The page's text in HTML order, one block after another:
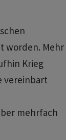
worden. Mehr
Krieg
vereinbart
mehrfach